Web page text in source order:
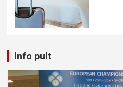
Info pult